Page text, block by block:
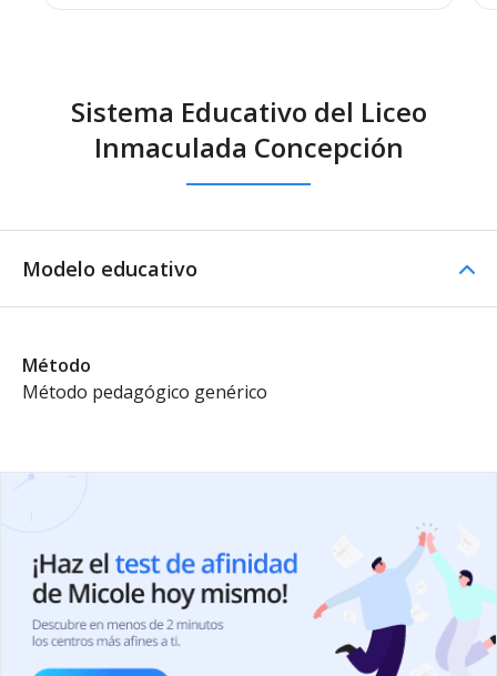
Sistema Educativo del Liceo
Inmaculada Concepción
Modelo educativo
Método
Método pedagógico genérico